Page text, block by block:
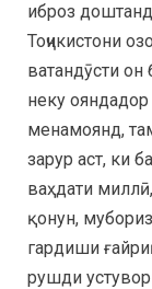
иброз
Тоҷикистони
ватандӯсти
неку
менамоянд,
зарур аст, ки
ваҳдати
қонун,
гардиши
рушди